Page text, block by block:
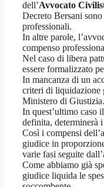
dell’Avvocato
Decreto Bersani
professionali.
In altre parole,
compenso
Nel caso di libera
essere formalizzato
In mancanza di un
criteri di liquidazione
Ministero di Giustizia.
In quest’ultimo caso
definita, determinerà
Così i compensi
giudice in
varie fasi seguite
Come abbiamo già
giudice liquida le